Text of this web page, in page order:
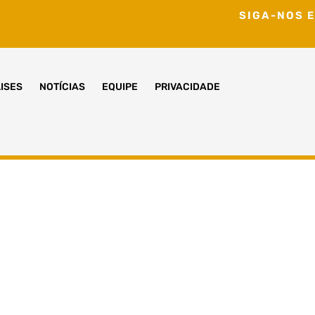
SIGA-NOS
NOTÍCIAS EQUIPE PRIVACIDADE